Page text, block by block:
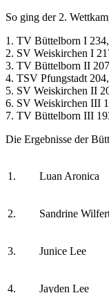
So ging der 2.
1. TV Büttelborn I
2. SV Weiskirchen I
3. TV Büttelborn II
4. TSV Pfungstadt
5. SV Weiskirchen II
6. SV Weiskirchen III
7. TV Büttelborn III
Die Ergebnisse der
1. Luan Aronica
2. Sandrine
3. Junice Lee
4. Jayden Lee